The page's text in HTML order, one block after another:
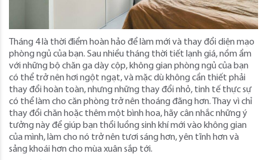
Tháng 4 là thời điểm hoàn hảo để làm mới và thay đổi diện mạo
phòng ngủ của bạn. Sau nhiều tháng thời tiết lạnh giá, nồm ẩm
với những bộ chăn ga dày cộp, không gian phòng ngủ của bạn
có thể trở nên hơi ngột ngạt, và mặc dù không cần thiết phải
thay đổi hoàn toàn, nhưng những thay đổi nhỏ, tinh tế thực sự
có thể làm cho căn phòng trở nên thoáng đãng hơn. Thay vì chỉ
thay đổi chăn hoặc thêm một bình hoa, hãy cân nhắc những ý
tưởng này để giúp bạn thổi luồng sinh khí mới vào không gian
của mình, làm cho nó trở nên tươi sáng hơn, yên tĩnh hơn và
sảng khoái hơn cho mùa xuân sắp tới.